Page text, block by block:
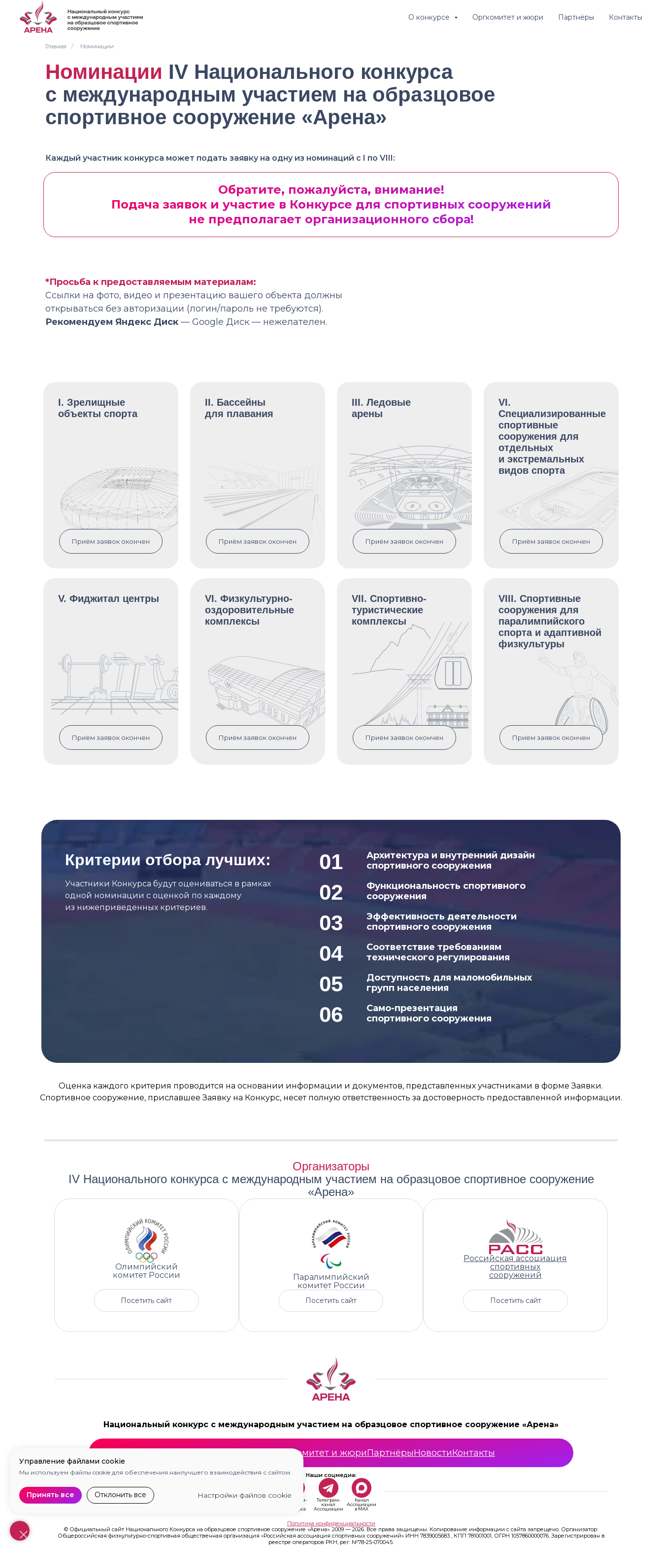
О конкурсе Оргкомитет и жюри Партнёры Контакты
Главная / Номинации
Номинации IV Национального конкурса
с международным участием на образцовое
спортивное сооружение «Арена»
Каждый участник конкурса может подать заявку на одну из номинаций с I по VIII:
Обратите, пожалуйста, внимание!
Подача заявок и участие в Конкурсе для спортивных сооружений
не предполагает организационного сбора!
*Просьба к предоставляемым материалам:
Ссылки на фото, видео и презентацию вашего объекта должны
открываться без авторизации (логин/пароль не требуются).
Рекомендуем Яндекс Диск — Google Диск — нежелателен.
V. Фиджитал центры
Приём заявок окончен
III. Ледовые
арены
Приём заявок окончен
VIII. Спортивные
сооружения для
паралимпийского
спорта и адаптивной
физкультуры
Приём заявок окончен
VII. Спортивно-
туристические
комплексы
Приём заявок окончен
VI. Физкультурно-
оздоровительные
комплексы
Приём заявок окончен
II. Бассейны
для плавания
Приём заявок окончен
VI.
Специализированные
спортивные
сооружения для
отдельных
и экстремальных
видов спорта
Приём заявок окончен
I. Зрелищные
объекты спорта
Приём заявок окончен
Зарегистрироваться на церемонию награждения
Критерии отбора лучших:
Архитектура и внутренний дизайн
спортивного сооружения
01
Соответствие требованиям
технического регулирования
04
Функциональность спортивного
сооружения
02
Доступность для маломобильных
групп населения
05
Эффективность деятельности
спортивного сооружения
03
Само-презентация
спортивного сооружения
06
Участники Конкурса будут оцениваться в рамках
одной номинации с оценкой по каждому
из нижеприведенных критериев.
Оценка каждого критерия проводится на основании информации и документов, представленных участниками в форме Заявки.
Спортивное сооружение, приславшее Заявку на Конкурс, несет полную ответственность за достоверность предоставленной информации.
Организаторы
IV Национального конкурса с международным участием на образцовое спортивное сооружение
«Арена»
Олимпийский
комитет России
Посетить сайт
Паралимпийский
комитет России
Посетить сайт
Российская ассоциация
спортивных
сооружений
Посетить сайт
Национальный конкурс с международным участием на образцовое спортивное сооружение «Арена»
Оргкомитет и жюриПартнёрыНовостиКонтакты
Наши соцмедиа:
Телеграм-
конкурса
Телеграм-
канал
Ассоциации
Канал
Ассоциации
в MAX
Политика конфиденциальности
© Официальный сайт Национального Конкурса на образцовое спортивное сооружение «Арена». 2009 — 2026. Все права защищены. Копирование информации с сайта запрещено. Организатор:
Общероссийская физкультурно-спортивная общественная организация «Российская ассоциация спортивных сооружений» ИНН 7839005683 , КПП 781001001, ОГРН 1057860000076. Зарегистрирован в
реестре операторов РКН, рег. №78-25-070045.
Управление файлами cookie
Мы используем файлы cookie для обеспечения наилучшего взаимодействия с сайтом.
Принять все Отклонить все Настройки файлов cookie